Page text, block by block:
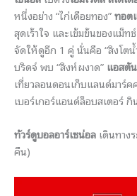
หนึ่งอย่าง “ไก่เดือยทอง”ทอต
สุดเร้าใจ และเข้มข้นของแม็
จัดให้ดูอีก 1 คู่ นั่นคือ “สิงโตน้
บริดจ์ พบ “สิงห์ผงาด” แอสตั
เที่ยวลอนดอนเก็บแลนด์มาร์
เบอร์เกอร์แอนด์ล็อบสเตอร์
ทัวร์ดูบอลอาร์เซน่อล เดินทาง
คืน)